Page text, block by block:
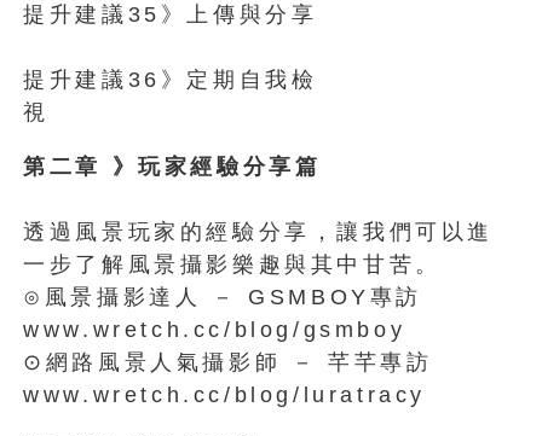
提升建議35》上傳與分享
提升建議36》定期自我檢
視
第二章 》玩家經驗分享篇
透過風景玩家的經驗分享，讓我們可以進
一步了解風景攝影樂趣與其中甘苦。
⊙風景攝影達人 － GSMBOY專訪
www.wretch.cc/blog/gsmboy
⊙網路風景人氣攝影師 － 芊芊專訪
www.wretch.cc/blog/